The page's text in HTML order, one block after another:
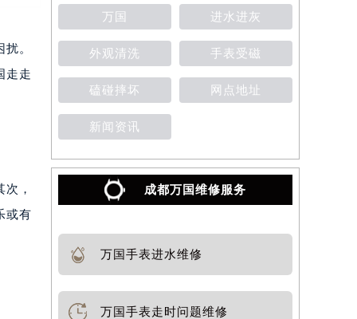
。
走走
，
或有
万国 进水进灰
外观清洗 手表受磁
磕碰摔坏 网点地址
新闻资讯
成都万国维修服务
万国手表进水维修
万国手表走时问题维修